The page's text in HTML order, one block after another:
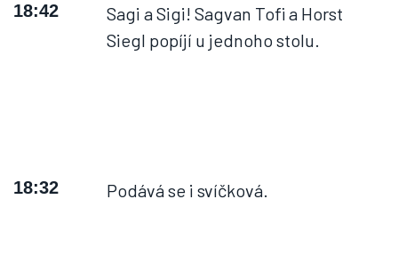
18:42
Sagi a Sigi! Sagvan Tofi a Horst
Siegl popíjí u jednoho stolu.
18:32 Podává se i svíčková.